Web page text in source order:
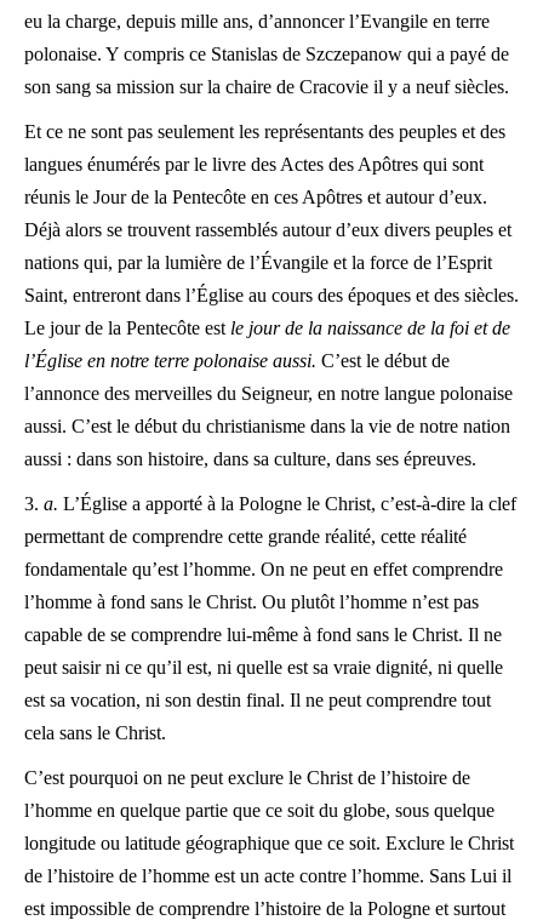
eu la charge, depuis mille ans, d’annoncer l’Evangile en terre
polonaise. Y compris ce Stanislas de Szczepanow qui a payé de
son sang sa mission sur la chaire de Cracovie il y a neuf siècles.
Et ce ne sont pas seulement les représentants des peuples et des
langues énumérés par le livre des Actes des Apôtres qui sont
réunis le Jour de la Pentecôte en ces Apôtres et autour d’eux.
Déjà alors se trouvent rassemblés autour d’eux divers peuples et
nations qui, par la lumière de l’Évangile et la force de l’Esprit
Saint, entreront dans l’Église au cours des époques et des siècles.
Le jour de la Pentecôte est le jour de la naissance de la foi et de
l’Église en notre terre polonaise aussi. C’est le début de
l’annonce des merveilles du Seigneur, en notre langue polonaise
aussi. C’est le début du christianisme dans la vie de notre nation
aussi : dans son histoire, dans sa culture, dans ses épreuves.
3. a. L’Église a apporté à la Pologne le Christ, c’est-à-dire la clef
permettant de comprendre cette grande réalité, cette réalité
fondamentale qu’est l’homme. On ne peut en effet comprendre
l’homme à fond sans le Christ. Ou plutôt l’homme n’est pas
capable de se comprendre lui-même à fond sans le Christ. Il ne
peut saisir ni ce qu’il est, ni quelle est sa vraie dignité, ni quelle
est sa vocation, ni son destin final. Il ne peut comprendre tout
cela sans le Christ.
C’est pourquoi on ne peut exclure le Christ de l’histoire de
l’homme en quelque partie que ce soit du globe, sous quelque
longitude ou latitude géographique que ce soit. Exclure le Christ
de l’histoire de l’homme est un acte contre l’homme. Sans Lui il
est impossible de comprendre l’histoire de la Pologne et surtout